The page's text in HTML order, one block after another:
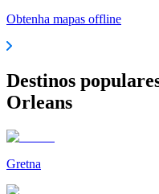
Obtenha mapas offline
Destinos
Orleans
Gretna